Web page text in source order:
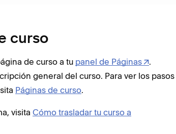
curso
de curso a tu panel de Páginas
.
general del curso. Para ver los pasos
Páginas de curso.
visita Cómo trasladar tu curso a